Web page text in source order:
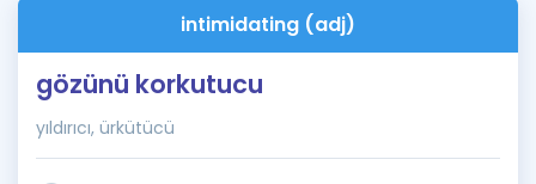
intimidating (adj)
gözünü korkutucu
yıldırıcı, ürkütücü